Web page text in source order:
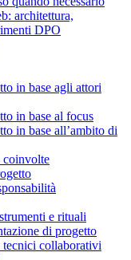
architettura,
DPO
in base agli attori
in base al focus
in base all’ambito di
coinvolte
e rituali
di progetto
collaborativi